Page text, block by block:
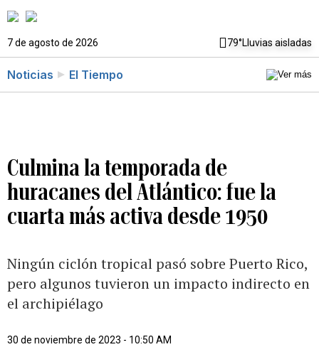
7 de agosto de 2026 79°Lluvias aisladas
Noticias El Tiempo
Culmina la temporada de
huracanes del Atlántico: fue la
cuarta más activa desde 1950
Ningún ciclón tropical pasó sobre Puerto Rico,
pero algunos tuvieron un impacto indirecto en
el archipiélago
30 de noviembre de 2023 - 10:50 AM